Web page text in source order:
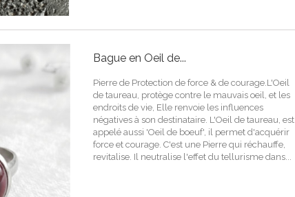
Bague en Oeil de...
Pierre de Protection de force & de courage.L'Oeil
de taureau, protège contre le mauvais oeil, et les
endroits de vie, Elle renvoie les influences
négatives à son destinataire. L'Oeil de taureau, est
appelé aussi 'Oeil de boeuf', il permet d'acquérir
force et courage. C'est une Pierre qui réchauffe,
revitalise. Il neutralise l'effet du tellurisme dans...